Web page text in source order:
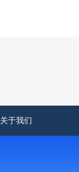
关于我们